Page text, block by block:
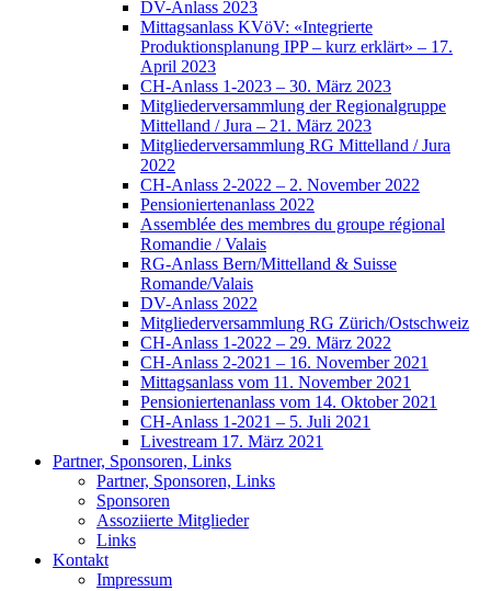
DV-Anlass 2023
Mittagsanlass KVöV: «Integrierte
Produktionsplanung IPP – kurz erklärt» – 17.
April 2023
CH-Anlass 1-2023 – 30. März 2023
Mitgliederversammlung der Regionalgruppe
Mittelland / Jura – 21. März 2023
Mitgliederversammlung RG Mittelland / Jura
2022
CH-Anlass 2-2022 – 2. November 2022
Pensioniertenanlass 2022
Assemblée des membres du groupe régional
Romandie / Valais
RG-Anlass Bern/Mittelland & Suisse
Romande/Valais
DV-Anlass 2022
Mitgliederversammlung RG Zürich/Ostschweiz
CH-Anlass 1-2022 – 29. März 2022
CH-Anlass 2-2021 – 16. November 2021
Mittagsanlass vom 11. November 2021
Pensioniertenanlass vom 14. Oktober 2021
CH-Anlass 1-2021 – 5. Juli 2021
Livestream 17. März 2021
Partner, Sponsoren, Links
Partner, Sponsoren, Links
Sponsoren
Assoziierte Mitglieder
Links
Kontakt
Impressum